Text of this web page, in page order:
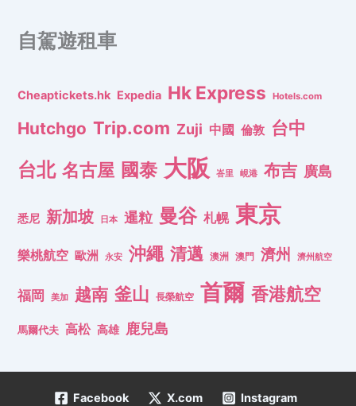
自駕遊租車
Cheaptickets.hk Expedia Hk Express Hotels.com
Hutchgo Trip.com Zuji 中國 倫敦 台中
台北 名古屋 國泰 大阪 峇里 峴港 布吉 廣島
悉尼 新加坡 日本 暹粒 曼谷 札幌 東京
樂桃航空 歐洲 永安 沖繩 清邁 澳洲 澳門 濟州 濟州航空
福岡 美加 越南 釜山 長榮航空 首爾 香港航空
馬爾代夫 高松 高雄 鹿兒島
Facebook X.com Instagram